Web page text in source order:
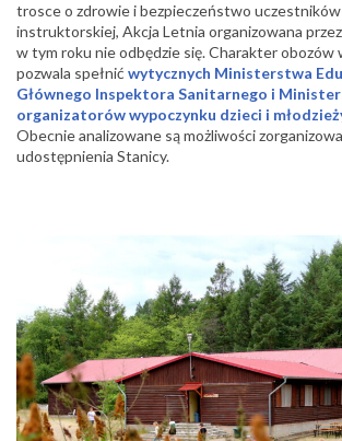
trosce o zdrowie i bezpieczeństwo uczestników
instruktorskiej, Akcja Letnia organizowana przez
w tym roku nie odbędzie się. Charakter obozów
pozwala spełnić wytycznych Ministerstwa
Głównego Inspektora Sanitarnego i
organizatorów wypoczynku dzieci i
Obecnie analizowane są możliwości
udostępnienia Stanicy.